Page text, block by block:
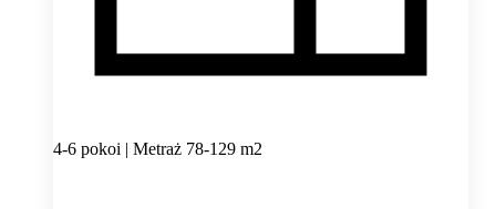
4-6 pokoi | Metraż 78-129 m2